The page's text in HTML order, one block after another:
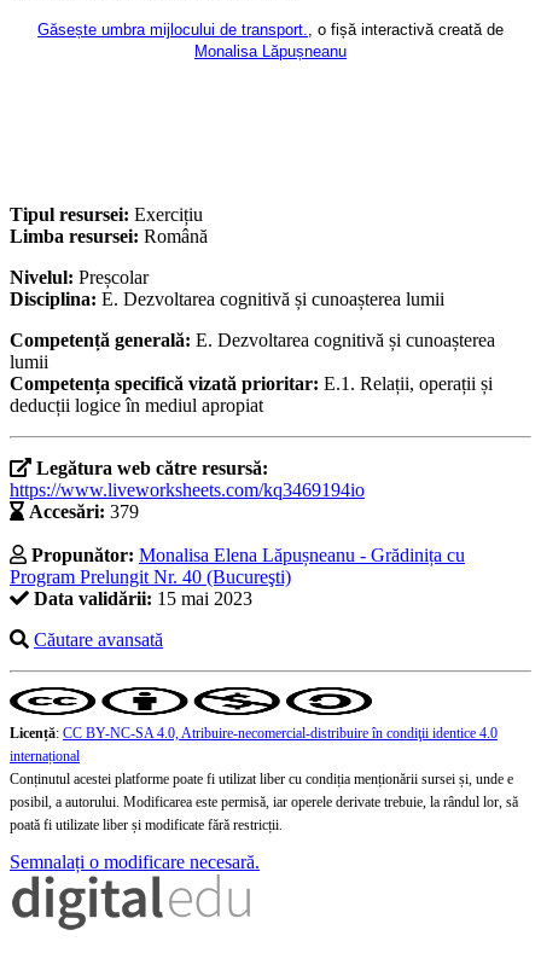
Găsește umbra mijlocului de transport., o fișă interactivă creată de
Monalisa Lăpușneanu
Tipul resursei: Exercițiu
Limba resursei: Română
Nivelul: Preșcolar
Disciplina: E. Dezvoltarea cognitivă și cunoașterea lumii
Competență generală: E. Dezvoltarea cognitivă și cunoașterea
lumii
Competența specifică vizată prioritar: E.1. Relații, operații și
deducții logice în mediul apropiat
Legătura web către resursă:
https://www.liveworksheets.com/kq3469194io
Accesări: 379
Propunător: Monalisa Elena Lăpușneanu - Grădinița cu
Program Prelungit Nr. 40 (Bucureşti)
Data validării: 15 mai 2023
Căutare avansată
Licență: CC BY-NC-SA 4.0, Atribuire-necomercial-distribuire în condiţii identice 4.0
internațional
Conținutul acestei platforme poate fi utilizat liber cu condiția menționării sursei și, unde e
posibil, a autorului. Modificarea este permisă, iar operele derivate trebuie, la rândul lor, să
poată fi utilizate liber și modificate fără restricții.
Semnalați o modificare necesară.